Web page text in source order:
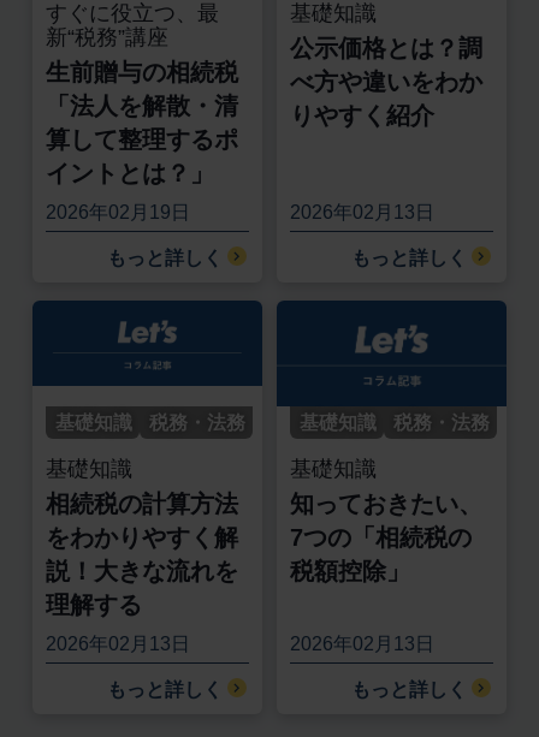
すぐに役立つ、最
新“税務”講座
生前贈与の相続税
「法人を解散・清
算して整理するポ
イントとは？」
2026年02月19日
もっと詳しく
基礎知識
公示価格とは？調
べ方や違いをわか
りやすく紹介
2026年02月13日
もっと詳しく
基礎知識 税務・法務
基礎知識
相続税の計算方法
をわかりやすく解
説！大きな流れを
理解する
2026年02月13日
もっと詳しく
基礎知識 税務・法務
基礎知識
知っておきたい、
7つの「相続税の
税額控除」
2026年02月13日
もっと詳しく